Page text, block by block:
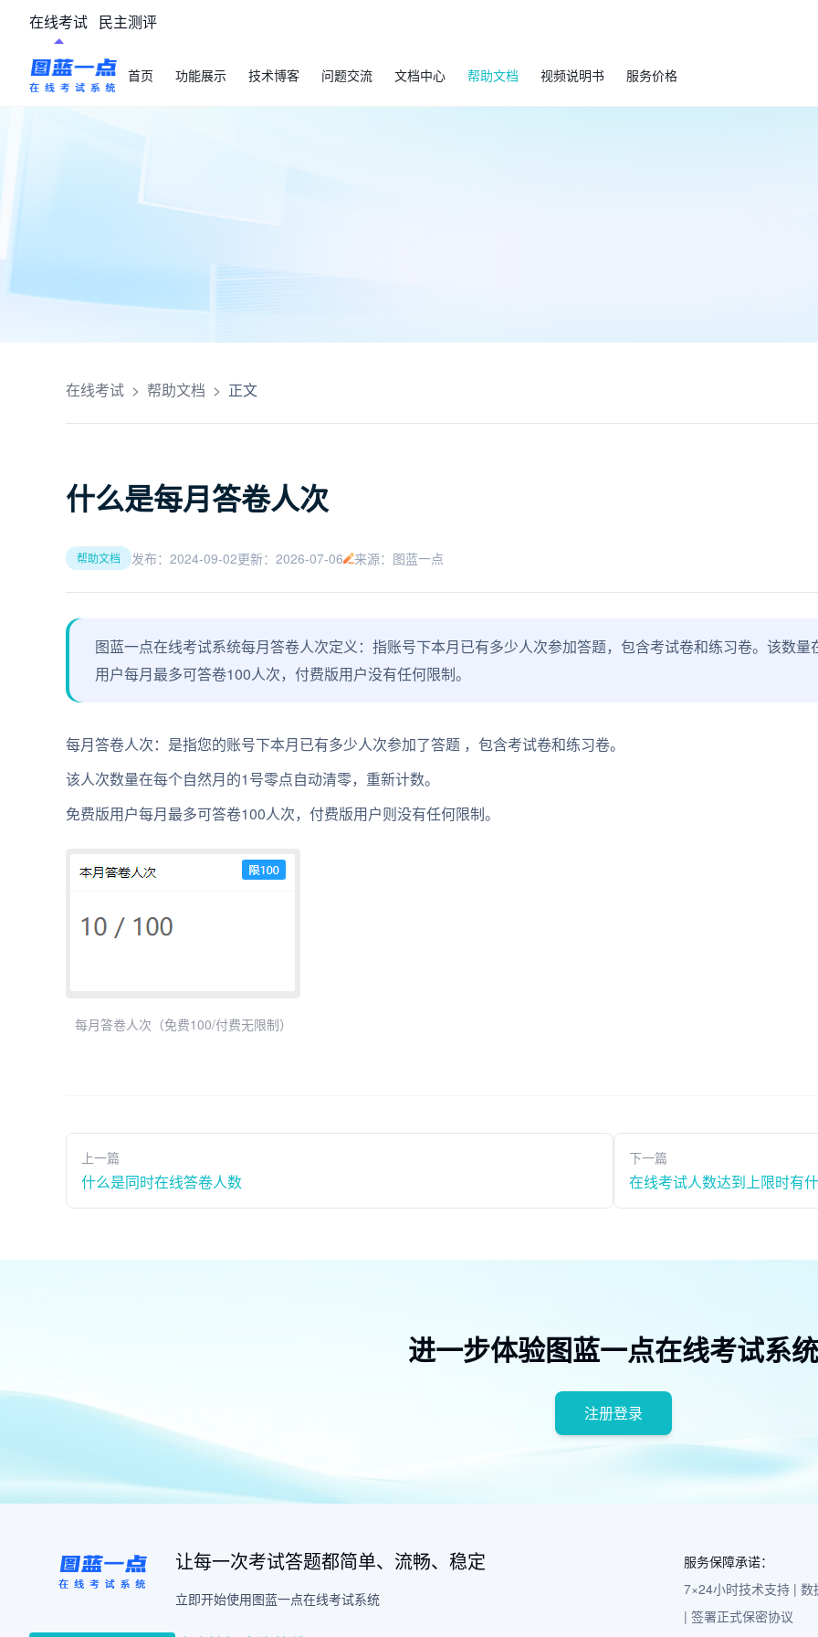
在线考试 民主测评
首页 功能展示 技术博客 问题交流 文档中心 帮助文档 视频说明书 服务价格
在线考试 > 帮助文档 > 正文
什么是每月答卷人次
帮助文档 发布：2024-09-02更新：2026-07-06 来源：图蓝一点
图蓝一点在线考试系统每月答卷人次定义：指账号下本月已有多少人次参加答题，包含考试卷和练习卷。该数
用户每月最多可答卷100人次，付费版用户没有任何限制。
每月答卷人次：是指您的账号下本月已有多少人次参加了答题 ，包含考试卷和练习卷。
该人次数量在每个自然月的1号零点自动清零，重新计数。
免费版用户每月最多可答卷100人次，付费版用户则没有任何限制。
每月答卷人次（免费100/付费无限制）
上一篇
什么是同时在线答卷人数
下一篇
在线考试人数达到上限时有
进一步体验图蓝一点在线考试系统
注册登录
让每一次考试答题都简单、流畅、稳定
立即开始使用图蓝一点在线考试系统
服务保障承诺：
7×24小时技术支持 | 数
| 签署正式保密协议